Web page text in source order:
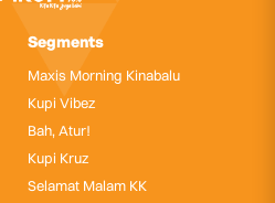
Segments
Maxis Morning Kinabalu
Kupi Vibez
Bah, Atur!
Kupi Kruz
Selamat Malam KK